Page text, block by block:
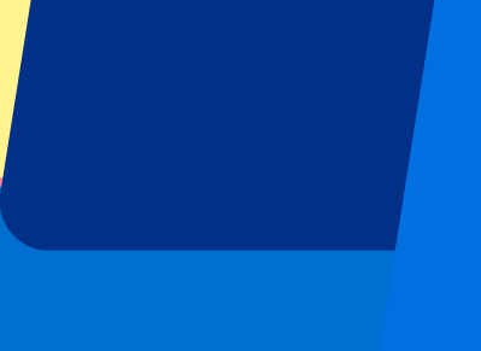
Serie A